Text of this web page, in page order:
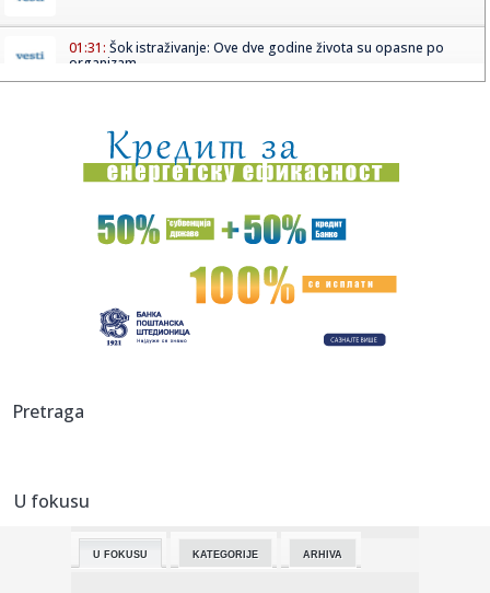
01:31: Šok istraživanje: Ove dve godine života su opasne po
organizam...
01:20:Dogodilo se na današnji datum, 15. februar
01:15:Skandal! Posada aviona uzela gumene bombone od
putnika, nisu bili...
VIDEO: Seres 5
00:48:Haos na putevima: Više od 6.000 prekršaja za nekoliko
novog p...
00:43:
00:43:
Filmska akcija kod Prijepolja – Pokušali prijelaz u
Pretraga
U fokusu
U FOKUSU KATEGORIJE ARHIVA